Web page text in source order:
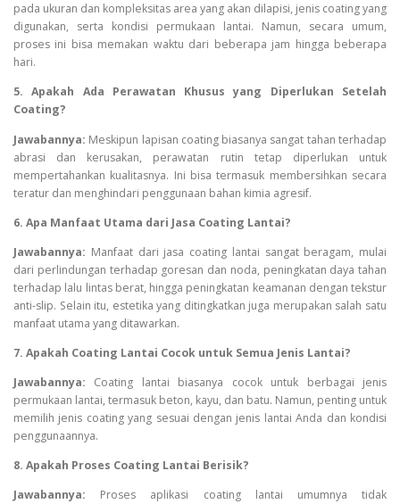
pada ukuran dan kompleksitas area yang akan dilapisi, jenis coating yang
digunakan, serta kondisi permukaan lantai. Namun, secara umum,
proses ini bisa memakan waktu dari beberapa jam hingga beberapa
hari.
5. Apakah Ada Perawatan Khusus yang Diperlukan Setelah
Coating?
Jawabannya: Meskipun lapisan coating biasanya sangat tahan terhadap
abrasi dan kerusakan, perawatan rutin tetap diperlukan untuk
mempertahankan kualitasnya. Ini bisa termasuk membersihkan secara
teratur dan menghindari penggunaan bahan kimia agresif.
6. Apa Manfaat Utama dari Jasa Coating Lantai?
Jawabannya: Manfaat dari jasa coating lantai sangat beragam, mulai
dari perlindungan terhadap goresan dan noda, peningkatan daya tahan
terhadap lalu lintas berat, hingga peningkatan keamanan dengan tekstur
anti-slip. Selain itu, estetika yang ditingkatkan juga merupakan salah satu
manfaat utama yang ditawarkan.
7. Apakah Coating Lantai Cocok untuk Semua Jenis Lantai?
Jawabannya: Coating lantai biasanya cocok untuk berbagai jenis
permukaan lantai, termasuk beton, kayu, dan batu. Namun, penting untuk
memilih jenis coating yang sesuai dengan jenis lantai Anda dan kondisi
penggunaannya.
8. Apakah Proses Coating Lantai Berisik?
Jawabannya: Proses aplikasi coating lantai umumnya tidak